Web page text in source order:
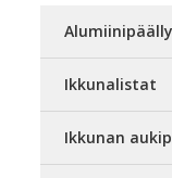
Ikkunalistat
Ikkunan